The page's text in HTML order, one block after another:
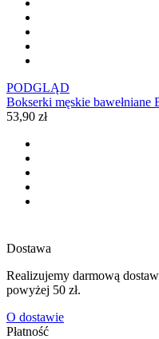
PODGLĄD
Bokserki męskie
53,90 zł
Dostawa
Realizujemy darmową
powyżej 50 zł.
O dostawie
Płatność